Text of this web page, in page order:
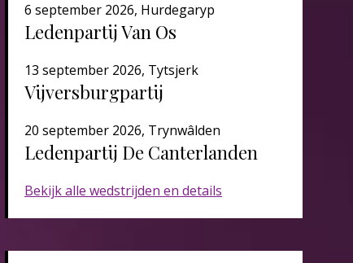
6 september 2026, Hurdegaryp
Ledenpartij Van Os
13 september 2026, Tytsjerk
Vijversburgpartij
20 september 2026, Trynwâlden
Ledenpartij De Canterlanden​​​
Bekijk alle wedstrijden en details